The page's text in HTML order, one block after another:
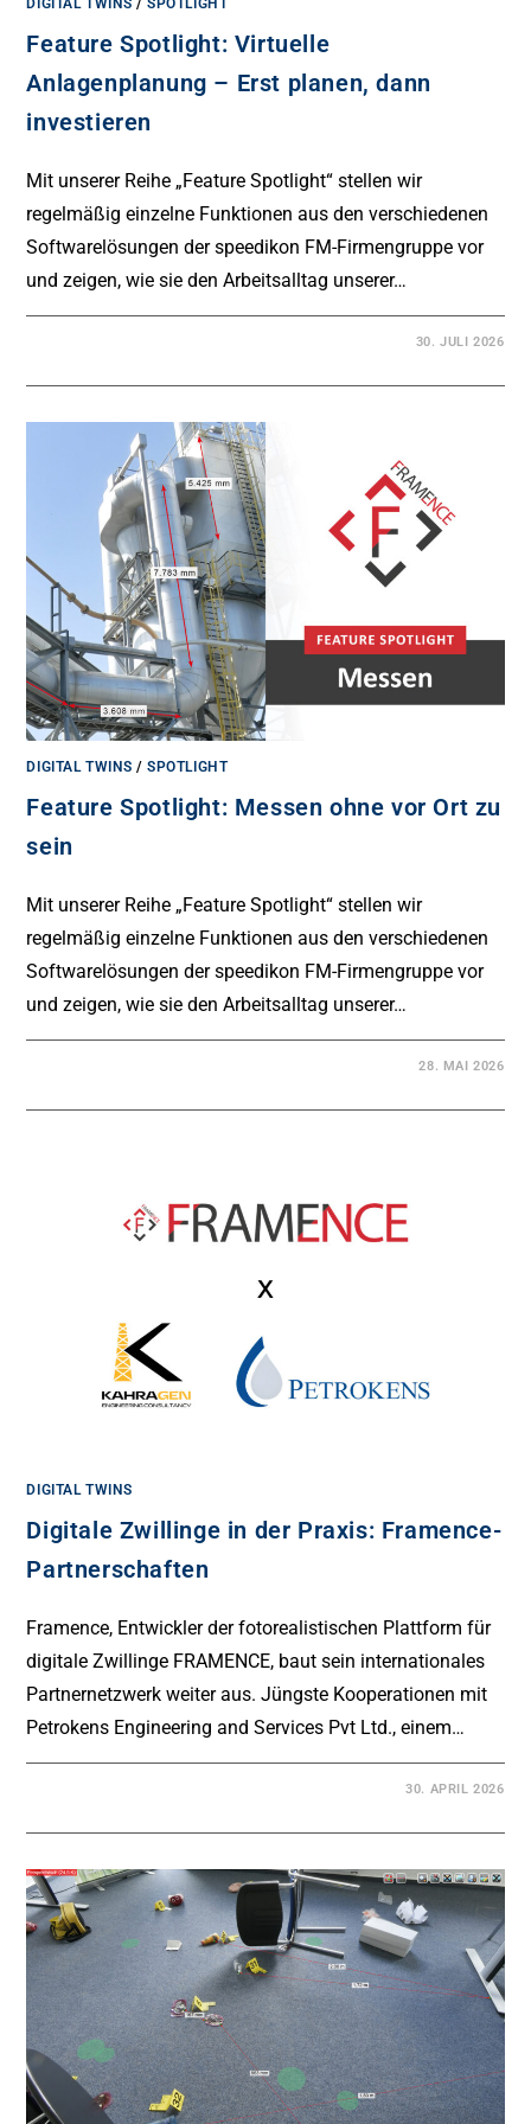
Feature Spotlight: Virtuelle
Anlagenplanung – Erst planen, dann
investieren
Mit unserer Reihe „Feature Spotlight“ stellen wir
regelmäßig einzelne Funktionen aus den verschiedenen
Softwarelösungen der speedikon FM-Firmengruppe vor
und zeigen, wie sie den Arbeitsalltag unserer…
30. JULI 2026
DIGITAL TWINS /SPOTLIGHT
Feature Spotlight: Messen ohne vor Ort zu
sein
Mit unserer Reihe „Feature Spotlight“ stellen wir
regelmäßig einzelne Funktionen aus den verschiedenen
Softwarelösungen der speedikon FM-Firmengruppe vor
und zeigen, wie sie den Arbeitsalltag unserer…
28. MAI 2026
DIGITAL TWINS
Digitale Zwillinge in der Praxis: Framence-
Partnerschaften
Framence, Entwickler der fotorealistischen Plattform für
digitale Zwillinge FRAMENCE, baut sein internationales
Partnernetzwerk weiter aus. Jüngste Kooperationen mit
Petrokens Engineering and Services Pvt Ltd., einem…
30. APRIL 2026